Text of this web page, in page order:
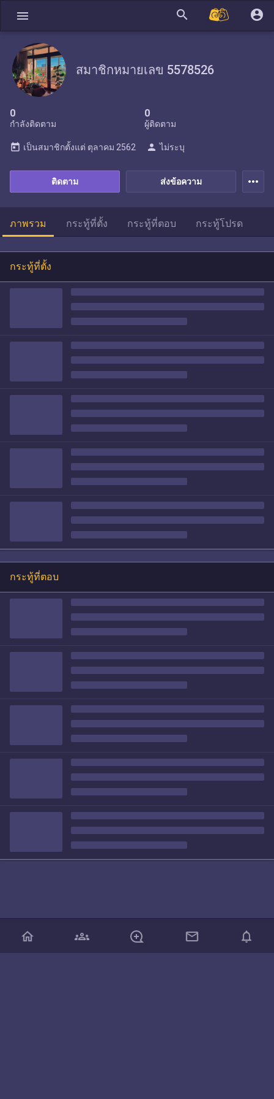
menu search account_circle
สมาชิกหมายเลข 5578526
0
กำลังติดตาม
0
ผู้ติดตาม
ส่งข้อความ
ติดตาม
today เป็นสมาชิกตั้งแต่ ตุลาคม 2562 person ไม่ระบุ
more_horiz
ภาพรวม กระทู้ที่ตั้ง กระทู้ที่ตอบ กระทู้โปรด
กระทู้ที่ตั้ง
กระทู้ที่ตอบ